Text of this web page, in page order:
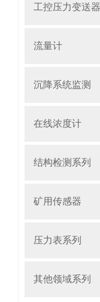
工控压力变送器
流量计
沉降系统监测
在线浓度计
结构检测系列
矿用传感器
压力表系列
其他领域系列